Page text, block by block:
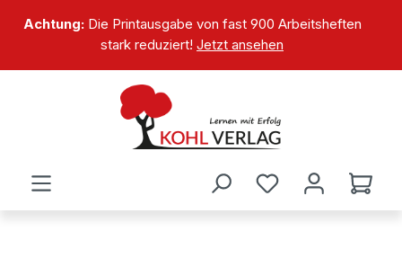
springen
Achtung:Die Printausgabe von fast 900 Arbeitsheften
stark reduziert! Jetzt ansehen